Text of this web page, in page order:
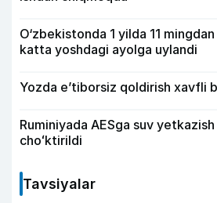
O‘zbekistonda 1 yilda 11
katta yoshdagi ayolga uylandi
Yozda e’tiborsiz qoldirish xavfli
Ruminiyada AESga suv
choʻktirildi
Tavsiyalar